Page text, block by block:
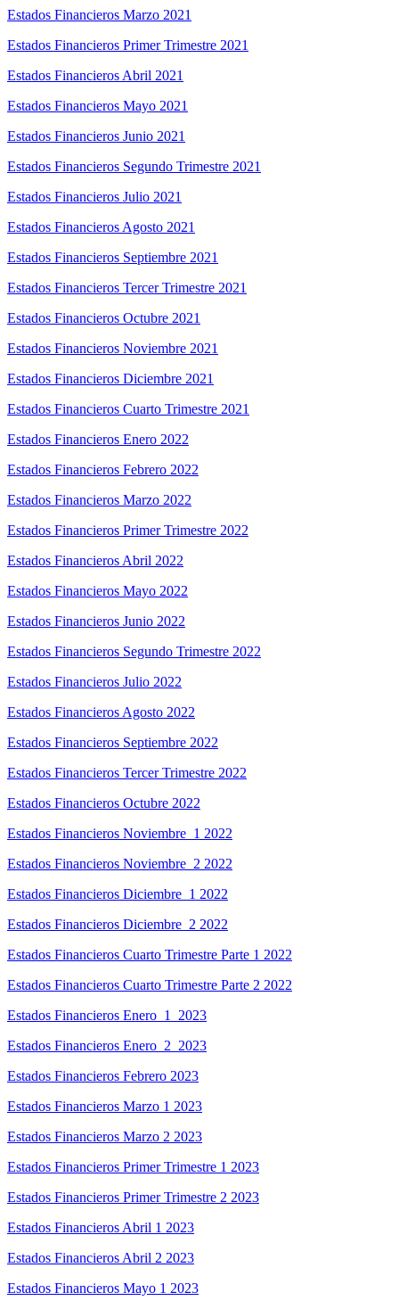
Estados Financieros Marzo 2021
Estados Financieros Primer Trimestre 2021
Estados Financieros Abril 2021
Estados Financieros Mayo 2021
Estados Financieros Junio 2021
Estados Financieros Segundo Trimestre 2021
Estados Financieros Julio 2021
Estados Financieros Agosto 2021
Estados Financieros Septiembre 2021
Estados Financieros Tercer Trimestre 2021
Estados Financieros Octubre 2021
Estados Financieros Noviembre 2021
Estados Financieros Diciembre 2021
Estados Financieros Cuarto Trimestre 2021
Estados Financieros Enero 2022
Estados Financieros Febrero 2022
Estados Financieros Marzo 2022
Estados Financieros Primer Trimestre 2022
Estados Financieros Abril 2022
Estados Financieros Mayo 2022
Estados Financieros Junio 2022
Estados Financieros Segundo Trimestre 2022
Estados Financieros Julio 2022
Estados Financieros Agosto 2022
Estados Financieros Septiembre 2022
Estados Financieros Tercer Trimestre 2022
Estados Financieros Octubre 2022
Estados Financieros Noviembre_1 2022
Estados Financieros Noviembre_2 2022
Estados Financieros Diciembre_1 2022
Estados Financieros Diciembre_2 2022
Estados Financieros Cuarto Trimestre Parte 1 2022
Estados Financieros Cuarto Trimestre Parte 2 2022
Estados Financieros Enero_1_2023
Estados Financieros Enero_2_2023
Estados Financieros Febrero 2023
Estados Financieros Marzo 1 2023
Estados Financieros Marzo 2 2023
Estados Financieros Primer Trimestre 1 2023
Estados Financieros Primer Trimestre 2 2023
Estados Financieros Abril 1 2023
Estados Financieros Abril 2 2023
Estados Financieros Mayo 1 2023